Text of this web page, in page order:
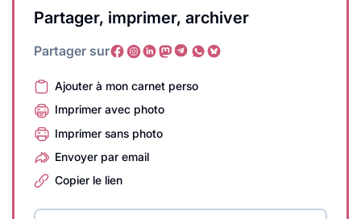
Partager, imprimer, archiver
Partager sur
Ajouter à mon carnet perso
Imprimer avec photo
Imprimer sans photo
Envoyer par email
Copier le lien